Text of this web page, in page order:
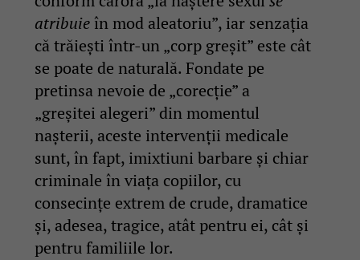
atribuieîn mod aleatoriu”, iar senzația
că trăiești într-un „corp greșit” este cât
se poate de naturală. Fondate pe
pretinsa nevoie de „corecție” a
„greșitei alegeri” din momentul
nașterii, aceste intervenții medicale
sunt, în fapt, imixtiuni barbare și chiar
criminale în viața copiilor, cu
consecințe extrem de crude, dramatice
și, adesea, tragice, atât pentru ei, cât și
pentru familiile lor.